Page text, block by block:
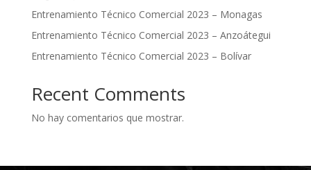
Entrenamiento Técnico Comercial 2023 – Monagas
Entrenamiento Técnico Comercial 2023 – Anzoátegui
Entrenamiento Técnico Comercial 2023 – Bolívar
Recent Comments
No hay comentarios que mostrar.